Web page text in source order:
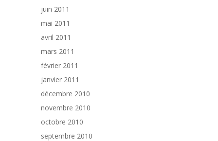
juin 2011
mai 2011
avril 2011
mars 2011
février 2011
janvier 2011
décembre 2010
novembre 2010
octobre 2010
septembre 2010